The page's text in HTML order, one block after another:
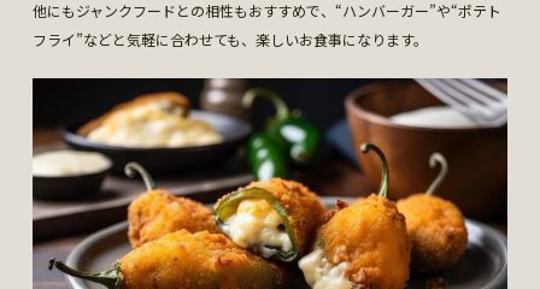
他にもジャンクフードとの相性もおすすめで、“ハンバーガー”や“ポテト
フライ”などと気軽に合わせても、楽しいお食事になります。